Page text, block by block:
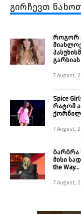
გირჩევთ
როგორ
გარსიას
7 August,
Spice
რატომ
7 August,
ბარბრა
მისი
the
7 August,